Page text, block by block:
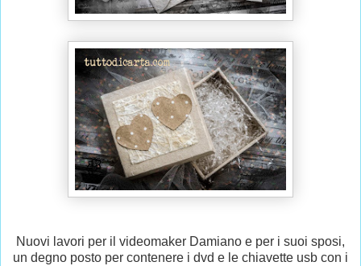
Nuovi lavori per il videomaker Damiano e per i suoi sposi,
un degno posto per contenere i dvd e le chiavette usb con i